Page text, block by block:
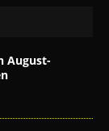
August-